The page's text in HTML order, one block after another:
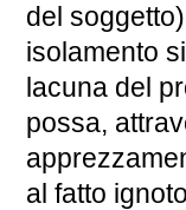
del
isolamento
lacuna del
possa,
al fatto